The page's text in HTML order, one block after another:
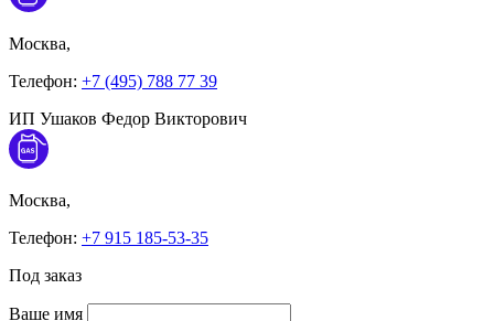
Москва,
Телефон: +7 (495) 788 77 39
ИП Ушаков Федор Викторович
Москва,
Телефон: +7 915 185-53-35
Под заказ
Ваше имя